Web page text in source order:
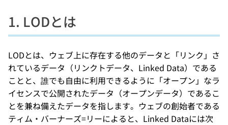
1. LODとは
LODとは、ウェブ上に存在する他のデータと「リンク」さ
れているデータ（リンクトデータ、Linked Data）である
ことと、誰でも自由に利用できるように「オープン」なラ
イセンスで公開されたデータ（オープンデータ）であるこ
とを兼ね備えたデータを指します。ウェブの創始者である
ティム・バーナーズ=リーによると、Linked Dataには次